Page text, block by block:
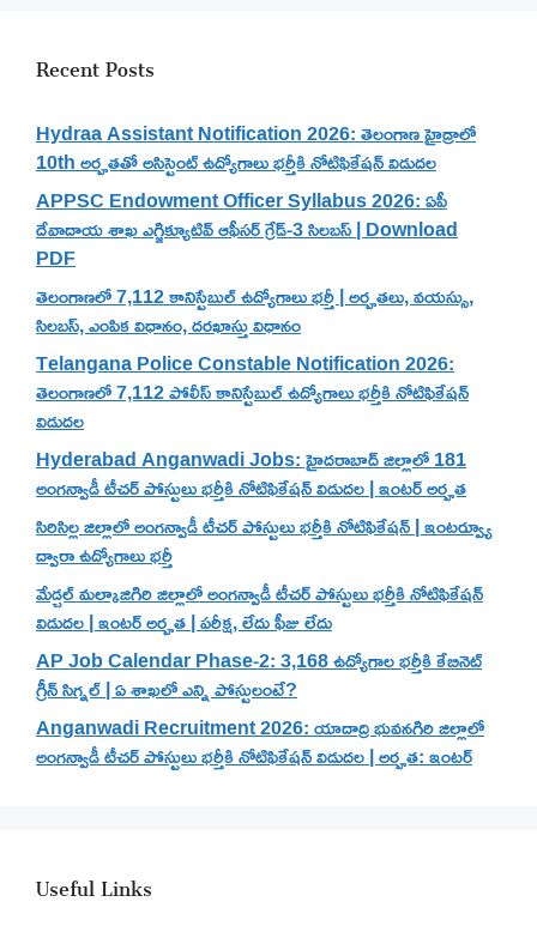
Recent Posts
Hydraa Assistant Notification 2026: తెలంగాణ హైడ్రాలో
10th అర్హతతో అసిస్టెంట్ ఉద్యోగాలు భర్తీకి నోటిఫికేషన్ విడుదల
APPSC Endowment Officer Syllabus 2026: ఏపీ
దేవాదాయ శాఖ ఎగ్జిక్యూటివ్ ఆఫీసర్ గ్రేడ్-3 సిలబస్ | Download
PDF
తెలంగాణలో 7,112 కానిస్టేబుల్ ఉద్యోగాలు భర్తీ | అర్హతలు, వయస్సు,
సిలబస్, ఎంపిక విధానం, దరఖాస్తు విధానం
Telangana Police Constable Notification 2026:
తెలంగాణలో 7,112 పోలీస్ కానిస్టేబుల్ ఉద్యోగాలు భర్తీకి నోటిఫికేషన్
విడుదల
Hyderabad Anganwadi Jobs: హైదరాబాద్ జిల్లాలో 181
అంగన్వాడీ టీచర్ పోస్టులు భర్తీకి నోటిఫికేషన్ విడుదల | ఇంటర్ అర్హత
సిరిసిల్ల జిల్లాలో అంగన్వాడీ టీచర్ పోస్టులు భర్తీకి నోటిఫికేషన్ | ఇంటర్వ్యూ
ద్వారా ఉద్యోగాలు భర్తీ
మేడ్చల్ మల్కాజిగిరి జిల్లాలో అంగన్వాడీ టీచర్ పోస్టులు భర్తీకి నోటిఫికేషన్
విడుదల | ఇంటర్ అర్హత | పరీక్ష, లేదు ఫీజు లేదు
AP Job Calendar Phase-2: 3,168 ఉద్యోగాల భర్తీకి కేబినెట్
గ్రీన్ సిగ్నల్ | ఏ శాఖలో ఎన్ని పోస్టులంటే?
Anganwadi Recruitment 2026: యాదాద్రి భువనగిరి జిల్లాలో
అంగన్వాడీ టీచర్ పోస్టులు భర్తీకి నోటిఫికేషన్ విడుదల | అర్హత: ఇంటర్
Useful Links